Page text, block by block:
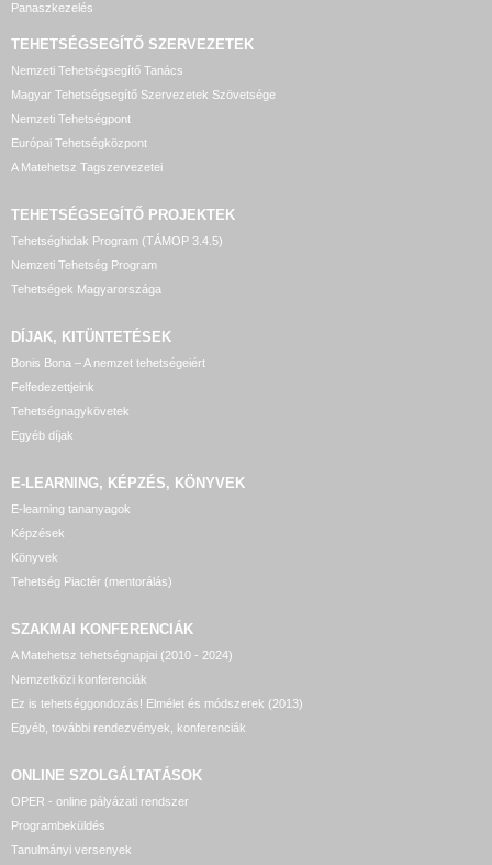
Panaszkezelés
TEHETSÉGSEGÍTŐ SZERVEZETEK
Nemzeti Tehetségsegítő Tanács
Magyar Tehetségsegítő Szervezetek Szövetsége
Nemzeti Tehetségpont
Európai Tehetségközpont
A Matehetsz Tagszervezetei
TEHETSÉGSEGÍTŐ PROJEKTEK
Tehetséghidak Program (TÁMOP 3.4.5)
Nemzeti Tehetség Program
Tehetségek Magyarországa
DÍJAK, KITÜNTETÉSEK
Bonis Bona – A nemzet tehetségeiért
Felfedezettjeink
Tehetségnagykövetek
Egyéb díjak
E-LEARNING, KÉPZÉS, KÖNYVEK
E-learning tananyagok
Képzések
Könyvek
Tehetség Piactér (mentorálás)
SZAKMAI KONFERENCIÁK
A Matehetsz tehetségnapjai (2010 - 2024)
Nemzetközi konferenciák
Ez is tehetséggondozás! Elmélet és módszerek (2013)
Egyéb, további rendezvények, konferenciák
ONLINE SZOLGÁLTATÁSOK
OPER - online pályázati rendszer
Programbeküldés
Tanulmányi versenyek